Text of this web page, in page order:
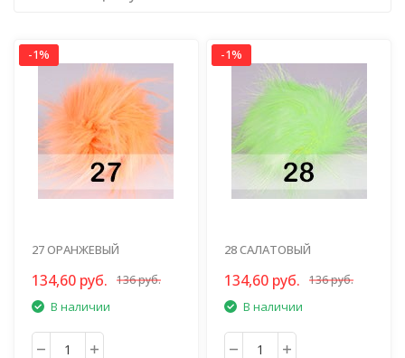
-1%
27 ОРАНЖЕВЫЙ
134,60 руб. 136 руб.
В наличии
-1%
28 САЛАТОВЫЙ
134,60 руб. 136 руб.
В наличии